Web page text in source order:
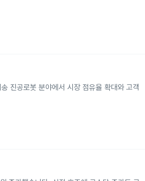
진공로봇 분야에서 시장 점유율 확대와 고객